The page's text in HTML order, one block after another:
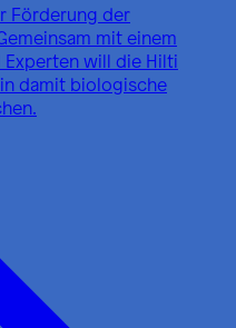
Förderung der
mit einem
will die Hilti
damit biologische